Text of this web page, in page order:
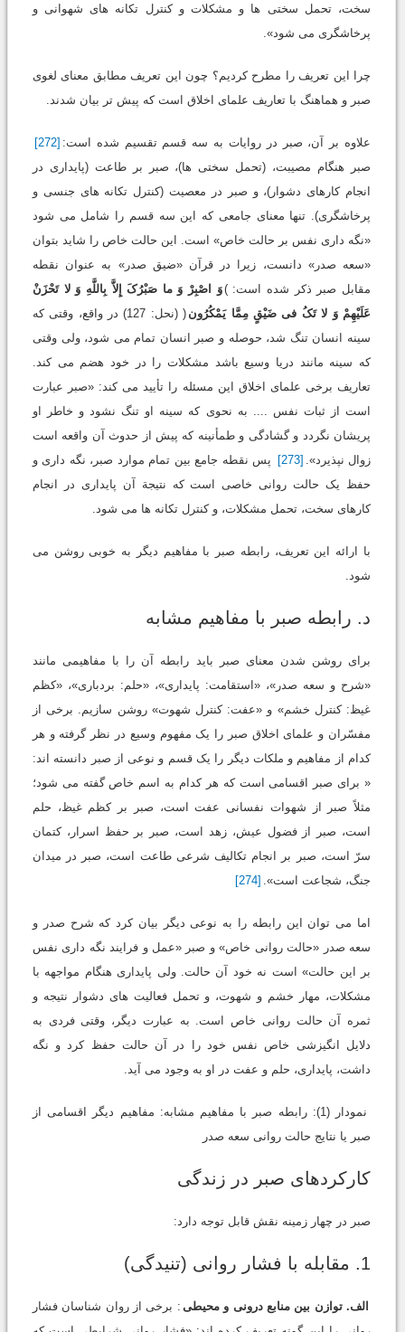
سخت، تحمل سختی ها و مشکلات و کنترل تکانه های شهوانی و
پرخاشگری می شود».
چرا این تعریف را مطرح کردیم؟ چون این تعریف مطابق معنای لغوی
صبر و هماهنگ با تعاریف علمای اخلاق است که پیش تر بیان شدند.
علاوه بر آن، صبر در روایات به سه قسم تقسیم شده است: [272]
صبر هنگام مصیبت، (تحمل سختی ها)، صبر بر طاعت (پایداری در
انجام کارهای دشوار)، و صبر در معصیت (کنترل تکانه های جنسی و
پرخاشگری). تنها معنای جامعی که این سه قسم را شامل می شود
«نگه داری نفس بر حالت خاص» است. این حالت خاص را شاید بتوان
«سعه صدر» دانست، زیرا در قرآن «ضیق صدر» به عنوان نقطه
مقابل صبر ذکر شده است: )وَ اصْبِرْ وَ ما صَبْرُکَ إِلاَّ بِاللَّهِ وَ لا تَحْزَنْ
عَلَیْهِمْ وَ لا تَکُ فی‏ ضَیْقٍ مِمَّا یَمْکُرُون
( (نحل: 127) در واقع، وقتی که
سینه انسان تنگ شد، حوصله و صبر انسان تمام می شود، ولی وقتی
که سینه مانند دریا وسیع باشد مشکلات را در خود هضم می کند.
تعاریف برخی علمای اخلاق این مسئله را تأیید می کند: «صبر عبارت
است از ثبات نفس .... به نحوی که سینه او تنگ نشود و خاطر او
پریشان نگردد و گشادگی و طمأنینه که پیش از حدوث آن واقعه است
زوال نپذیرد». [273]
پس نقطه جامع بین تمام موارد صبر، نگه داری و
حفظ یک حالت روانی خاصی است که نتیجة آن پایداری در انجام
کارهای سخت، تحمل مشکلات، و کنترل تکانه ها می شود.
با ارائه این تعریف، رابطه صبر با مفاهیم دیگر به خوبی روشن می
شود.
د. رابطه صبر با مفاهیم مشابه
برای روشن شدن معنای صبر باید رابطه آن را با مفاهیمی مانند
«شرح و سعه صدر»، «استقامت: پایداری»، «حلم: بردباری»، «کظم
غیظ: کنترل خشم» و «عفت: کنترل شهوت» روشن سازیم. برخی از
مفسّران و علمای اخلاق صبر را یک مفهوم وسیع در نظر گرفته و هر
کدام از مفاهیم و ملکات دیگر را یک قسم و نوعی از صبر دانسته اند:
« برای صبر اقسامی است که هر کدام به اسم خاص گفته می شود؛
مثلاً صبر از شهوات نفسانی عفت است، صبر بر کظم غیظ، حلم
است، صبر از فضول عیش، زهد است، صبر بر حفظ اسرار، کتمان
سرّ است، صبر بر انجام تکالیف شرعی طاعت است، صبر در میدان
جنگ، شجاعت است». [274]
اما می توان این رابطه را به نوعی دیگر بیان کرد که شرح صدر و
سعه صدر «حالت روانی خاص» و صبر «عمل و فرایند نگه داری نفس
بر این حالت» است نه خود آن حالت. ولی پایداری هنگام مواجهه با
مشکلات، مهار خشم و شهوت، و تحمل فعالیت های دشوار نتیجه و
ثمره آن حالت روانی خاص است. به عبارت دیگر، وقتی فردی به
دلایل انگیزشی خاص نفس خود را در آن حالت حفظ کرد و نگه
داشت، پایداری، حلم و عفت در او به وجود می آید.
نمودار (1): رابطه صبر با مفاهیم مشابه: مفاهیم دیگر اقسامی از
صبر یا نتایج حالت روانی سعه صدر
کارکردهای صبر در زندگی
صبر در چهار زمینه نقش قابل توجه دارد:
1. مقابله با فشار روانی (تنیدگی)
الف. توازن بین منابع درونی و محیطی : برخی از روان شناسان فشار